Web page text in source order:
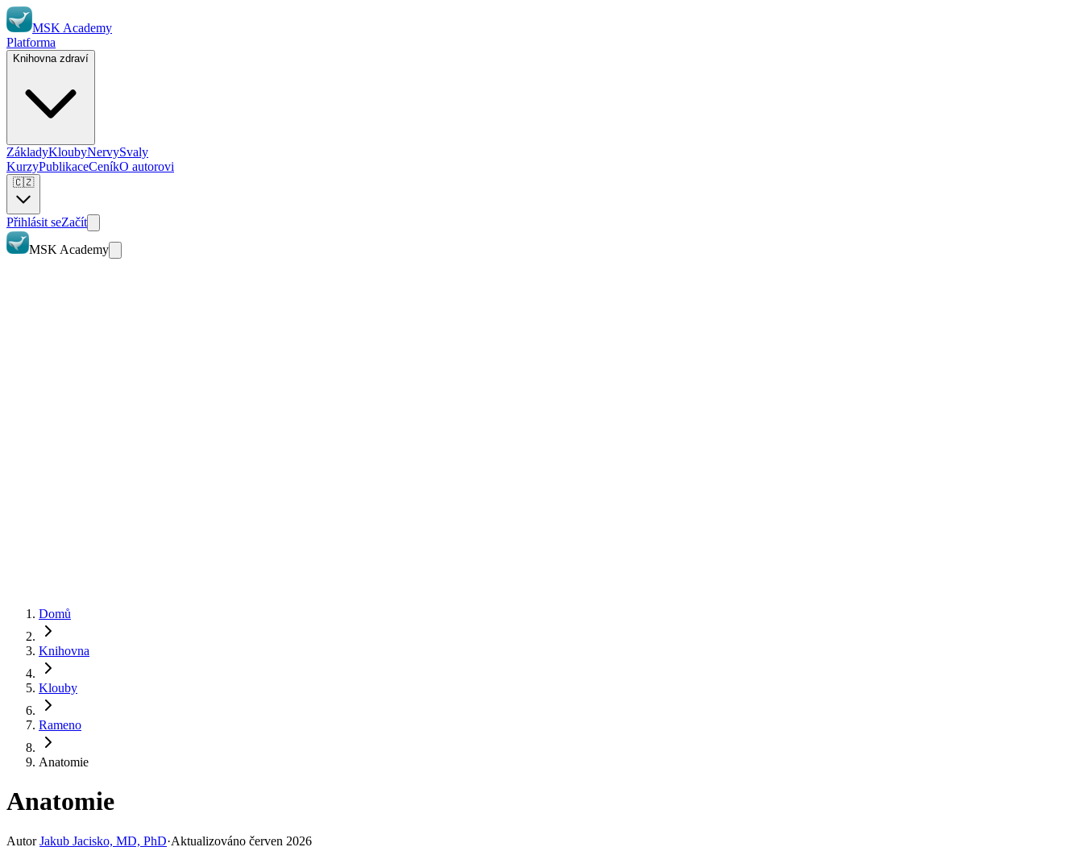
MSK Academy
Platforma
Knihovna zdraví
ZákladyKloubyNervySvaly
KurzyPublikaceCeníkO autorovi
🇨🇿
Přihlásit seZačít
MSK Academy
Domů
Knihovna
Klouby
Rameno
Anatomie
Anatomie
Autor Jakub Jacisko, MD, PhD·Aktualizováno červen 2026